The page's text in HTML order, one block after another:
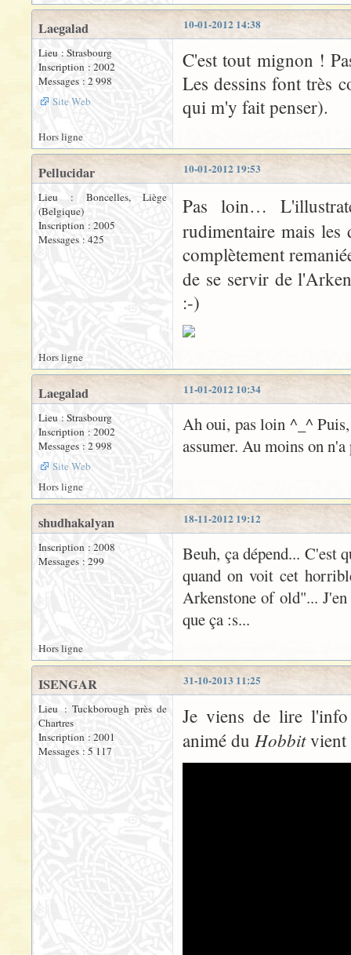
10-01-2012 14:38
Laegalad
Lieu : Strasbourg
Inscription : 2002
Messages : 2 998
Site Web
C'est tout mignon !
Les dessins font très
qui m'y fait penser).
Hors ligne
10-01-2012 19:53
Pellucidar
Lieu : Boncelles, Liège
(Belgique)
Inscription : 2005
Messages : 425
Pas loin…
rudimentaire mais les
complètement
de se servir de
:-)
Hors ligne
11-01-2012 10:34
Laegalad
Lieu : Strasbourg
Inscription : 2002
Messages : 2 998
Site Web
Ah oui, pas loin ^_^
assumer. Au moins on
Hors ligne
18-11-2012 19:12
shudhakalyan
Inscription : 2008
Messages : 299
Beuh, ça dépend...
quand on voit cet
Arkenstone of old"...
que ça :s...
Hors ligne
31-10-2013 11:25
ISENGAR
Lieu : Tuckborough près de
Chartres
Inscription : 2001
Messages : 5 117
Je viens de lire
animé du Hobbit